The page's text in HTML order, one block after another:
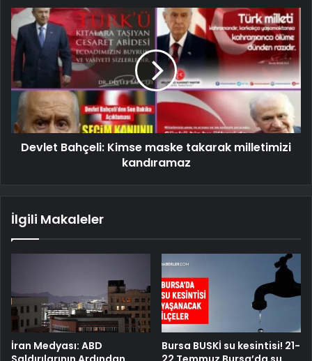
Devlet Bahçeli: Kimse maske takarak milletimizi
kandıramaz
İlgili Makaleler
İran Medyası: ABD
Bursa BUSKİ su kesintisi! 21-